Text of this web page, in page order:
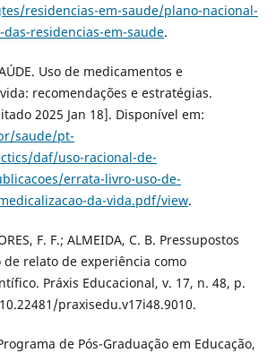
residencias-em-saude/plano-nacional-
residencias-em-saude.
Uso de medicamentos e
recomendações e estratégias.
2025 Jan 18]. Disponível em:
saude/pt-
daf/uso-racional-de-
errata-livro-uso-de-
da-vida.pdf/view.
F. F.; ALMEIDA, C. B. Pressupostos
de relato de experiência como
Práxis Educacional, v. 17, n. 48, p.
praxisedu.v17i48.9010.
de Pós-Graduação em Educação,